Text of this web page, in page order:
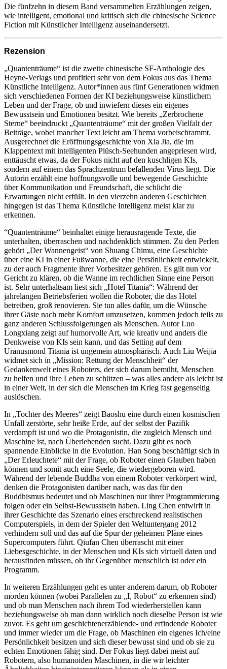
Die fünfzehn in diesem Band versammelten Erzählungen zeigen,
wie intelligent, emotional und kritisch sich die chinesische Science
Fiction mit Künstlicher Intelligenz auseinandersetzt.
Rezension
„Quantenträume“ ist die zweite chinesische SF-Anthologie des
Heyne-Verlags und profitiert sehr von dem Fokus aus das Thema
Künstliche Intelligenz. Autor*innen aus fünf Generationen widmen
sich verschiedenen Formen der KI beziehungsweise künstlichem
Leben und der Frage, ob und inwiefern dieses ein eigenes
Bewusstsein und Emotionen besitzt. Wie bereits „Zerbrochene
Sterne“ beeindruckt „Quantenträume“ mit der großen Vielfalt der
Beiträge, wobei mancher Text leicht am Thema vorbeischrammt.
Ausgerechnet die Eröffnungsgeschichte von Xia Jia, die im
Klappentext mit intelligenten Plüsch-Seehunden angepriesen wird,
enttäuscht etwas, da der Fokus nicht auf den kuschligen KIs,
sondern auf einem das Sprachzentrum befallenden Virus liegt. Die
Autorin erzählt eine hoffnungsvolle und bewegende Geschichte
über Kommunikation und Freundschaft, die schlicht die
Erwartungen nicht erfüllt. In den vierzehn anderen Geschichten
hingegen ist das Thema Künstliche Intelligenz meist klar zu
erkennen.
“Quantenträume“ beinhaltet einige herausragende Texte, die
unterhalten, überraschen und nachdenklich stimmen. Zu den Perlen
gehört „Der Wannengeist“ von Shuang Chimu, eine Geschichte
über eine KI in einer Fußwanne, die eine Persönlichkeit entwickelt,
zu der auch Fragmente ihrer Vorbesitzer gehören. Es gilt nun vor
Gericht zu klären, ob die Wanne im rechtlichen Sinne eine Person
ist. Sehr unterhaltsam liest sich „Hotel Titania“: Während der
jahrelangen Betriebsferien wollen die Roboter, die das Hotel
betreiben, groß renovieren. Sie tun alles dafür, um die Wünsche
ihrer Gäste nach mehr Komfort umzusetzen, kommen jedoch teils zu
ganz anderen Schlussfolgerungen als Menschen. Autor Luo
Longxiang zeigt auf humorvolle Art, wie kreativ und anders die
Denkweise von KIs sein kann, und das Setting auf dem
Uranusmond Titania ist ungemein atmosphärisch. Auch Liu Weijia
widmet sich in „Mission: Rettung der Menschheit“ der
Gedankenwelt eines Roboters, der sich darum bemüht, Menschen
zu helfen und ihre Leben zu schützen – was alles andere als leicht ist
in einer Welt, in der sich die Menschen im Krieg fast gegenseitig
auslöschen.
In „Tochter des Meeres“ zeigt Baoshu eine durch einen kosmischen
Unfall zerstörte, sehr heiße Erde, auf der selbst der Pazifik
verdampft ist und wo die Protagonistin, die zugleich Mensch und
Maschine ist, nach Überlebenden sucht. Dazu gibt es noch
spannende Einblicke in die Evolution. Han Song beschäftigt sich in
„Der Erleuchtete“ mit der Frage, ob Roboter einen Glauben haben
können und somit auch eine Seele, die wiedergeboren wird.
Während der lebende Buddha von einem Roboter verkörpert wird,
denken die Protagonisten darüber nach, was das für den
Buddhismus bedeutet und ob Maschinen nur ihrer Programmierung
folgen oder ein Selbst-Bewusstsein haben. Ling Chen entwirft in
ihrer Geschichte das Szenario eines erschreckend realistischen
Computerspiels, in dem der Spieler den Weltuntergang 2012
verhindern soll und das auf die Spur der geheimen Pläne eines
Supercomputers führt. Qiufan Chen überrascht mit einer
Liebesgeschichte, in der Menschen und KIs sich virtuell daten und
herausfinden müssen, ob ihr Gegenüber menschlich ist oder ein
Programm.
In weiteren Erzählungen geht es unter anderem darum, ob Roboter
morden können (wobei Parallelen zu „I, Robot“ zu erkennen sind)
und ob man Menschen nach ihrem Tod wiederherstellen kann
beziehungsweise ob man dann wirklich noch dieselbe Person ist wie
zuvor. Es geht um geschichtenerzählende- und erfindende Roboter
und immer wieder um die Frage, ob Maschinen ein eigenes Ich/eine
Persönlichkeit besitzen und sich dieser bewusst sind und ob sie zu
echten Emotionen fähig sind. Der Fokus liegt dabei meist auf
Robotern, also humanoiden Maschinen, in die wir leichter